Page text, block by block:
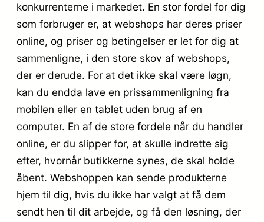
konkurrenterne i markedet. En stor fordel for dig
som forbruger er, at webshops har deres priser
online, og priser og betingelser er let for dig at
sammenligne, i den store skov af webshops,
der er derude. For at det ikke skal være løgn,
kan du endda lave en prissammenligning fra
mobilen eller en tablet uden brug af en
computer. En af de store fordele når du handler
online, er du slipper for, at skulle indrette sig
efter, hvornår butikkerne synes, de skal holde
åbent. Webshoppen kan sende produkterne
hjem til dig, hvis du ikke har valgt at få dem
sendt hen til dit arbejde, og få den løsning, der